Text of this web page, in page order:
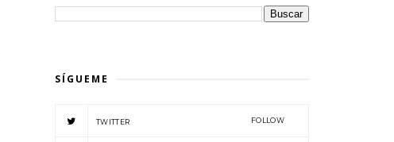
SÍGUEME
TWITTER FOLLOW